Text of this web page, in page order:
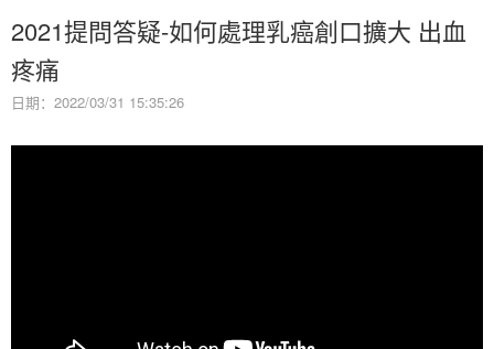
2021提問答疑-如何處理乳癌創口擴大 出血
疼痛
日期：2022/03/31 15:35:26